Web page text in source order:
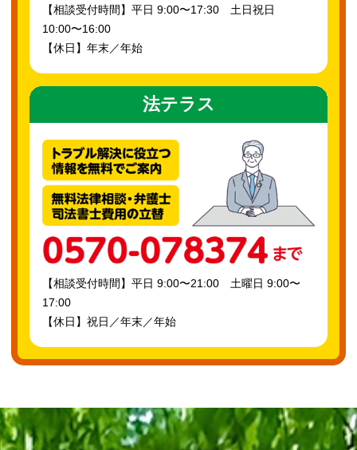
【相談受付時間】平日 9:00〜17:30 土日祝日
10:00〜16:00
【休日】年末／年始
法テラス
【相談受付時間】平日 9:00〜21:00 土曜日 9:00〜
17:00
【休日】祝日／年末／年始